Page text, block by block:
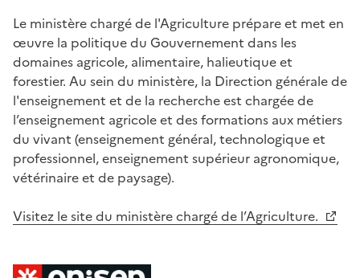
Le ministère chargé de l'Agriculture prépare et met en
œuvre la politique du Gouvernement dans les
domaines agricole, alimentaire, halieutique et
forestier. Au sein du ministère, la Direction générale de
l'enseignement et de la recherche est chargée de
l’enseignement agricole et des formations aux métiers
du vivant (enseignement général, technologique et
professionnel, enseignement supérieur agronomique,
vétérinaire et de paysage).
Visitez le site du ministère chargé de l’Agriculture.